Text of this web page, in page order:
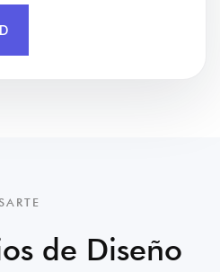
de Diseño